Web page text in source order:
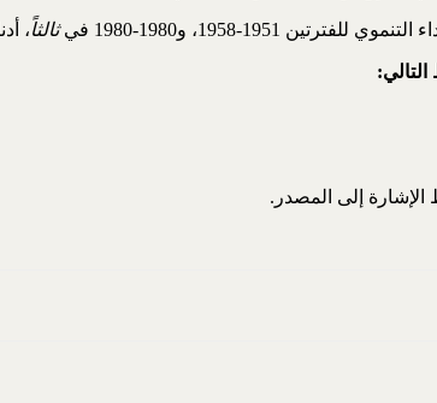
للفترتين 1951-1958، و1980-1980 في ثالثاً،
إلى المصدر.